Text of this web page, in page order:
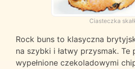
Ciasteczka
Rock buns to klasyczna
na szybki i łatwy przysmak. Te
wypełnione czekoladowymi